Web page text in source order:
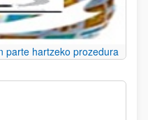
parte hartzeko prozedura